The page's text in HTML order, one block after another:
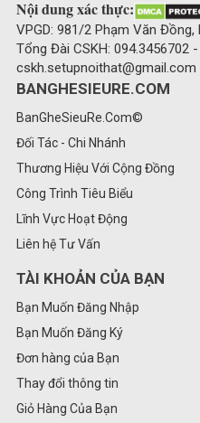
Nội dung xác thực:
VPGD: 981/2 Phạm Văn Đồng,
Tổng Đài CSKH: 094.3456702 -
cskh.setupnoithat@gmail.com
BANGHESIEURE.COM
BanGheSieuRe.Com©
Đối Tác - Chi Nhánh
Thương Hiệu Với Cộng Đồng
Công Trình Tiêu Biểu
Lĩnh Vực Hoạt Động
Liên hệ Tư Vấn
TÀI KHOẢN CỦA BẠN
Bạn Muốn Đăng Nhập
Bạn Muốn Đăng Ký
Đơn hàng của Bạn
Thay đổi thông tin
Giỏ Hàng Của Bạn